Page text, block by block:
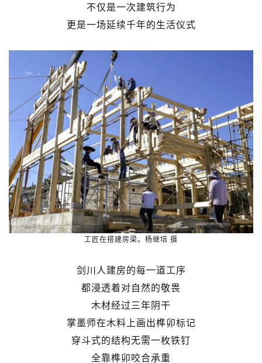
不仅是一次建筑行为
更是一场延续千年的生活仪式
工匠在搭建房梁。杨继培 摄
剑川人建房的每一道工序
都浸透着对自然的敬畏
木材经过三年阴干
掌墨师在木料上画出榫卯标记
穿斗式的结构无需一枚铁钉
全靠榫卯咬合承重